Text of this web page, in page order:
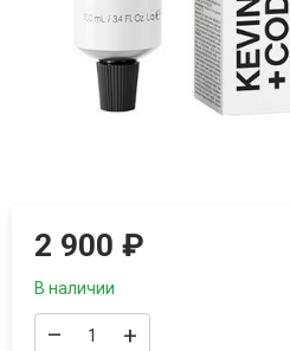
2 900₽
В наличии
– +